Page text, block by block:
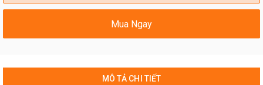
Mua Ngay
MÔ TẢ CHI TIẾT